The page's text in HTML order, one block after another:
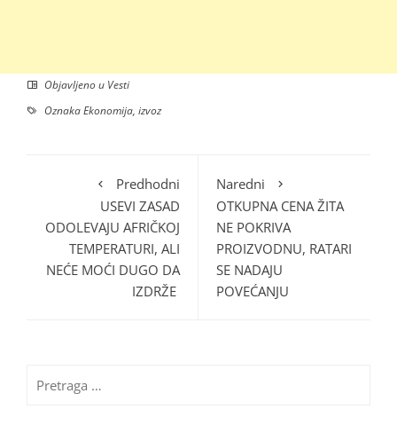
Objavljeno u Vesti
OznakaEkonomija, izvoz
Predhodni
USEVI ZASAD
ODOLEVAJU AFRIČKOJ
TEMPERATURI, ALI
NEĆE MOĆI DUGO DA
IZDRŽE
Naredni
OTKUPNA CENA ŽITA
NE POKRIVA
PROIZVODNU, RATARI
SE NADAJU
POVEĆANJU
za: